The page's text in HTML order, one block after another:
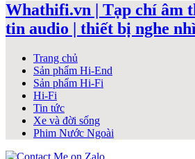
Whathifi.vn | Tạp chí âm
tin audio | thiết bị nghe
Trang chủ
Sản phẩm Hi-End
Sản phẩm Hi-Fi
Hi-Fi
Tin tức
Xe và đời sống
Phim Nước Ngoài